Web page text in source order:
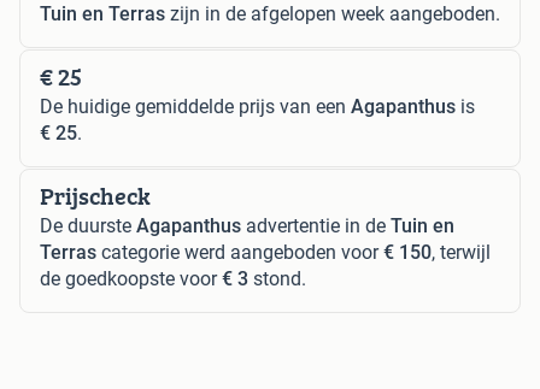
Tuin en Terras zijn in de afgelopen week aangeboden.
€ 25
De huidige gemiddelde prijs van een Agapanthus is
€ 25.
Prijscheck
De duurste Agapanthus advertentie in de Tuin en
Terras categorie werd aangeboden voor€ 150, terwijl
de goedkoopste voor€ 3 stond.